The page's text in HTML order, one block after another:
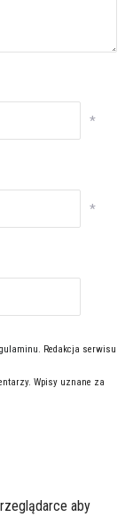
*
*
. Redakcja serwisu
Wpisy uznane za
aby